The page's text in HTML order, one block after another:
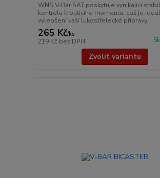
WNS V-Bar SAT poskytuje vynikající
kontrolu krouticího momentu, což je
vylepšení vaší lukostřelecké přípravy.
265 Kč/ks
219 Kč bez DPH
Zvolit variantu